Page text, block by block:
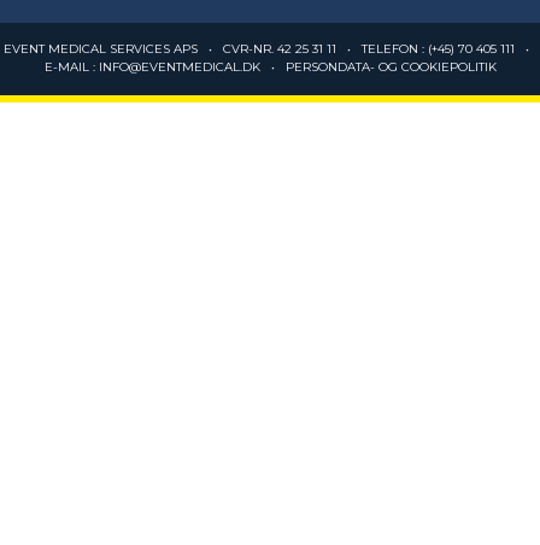
EVENT MEDICAL SERVICES APS • CVR-NR. 42 25 31 11 • TELEFON : (+45) 70 405 111 •
E-MAIL : INFO@EVENTMEDICAL.DK• PERSONDATA- OG COOKIEPOLITIK